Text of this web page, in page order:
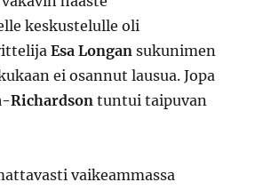
keskustelulle oli
Esa Longan sukunimen
ei osannut lausua. Jopa
Richardson tuntui taipuvan
vaikeammassa